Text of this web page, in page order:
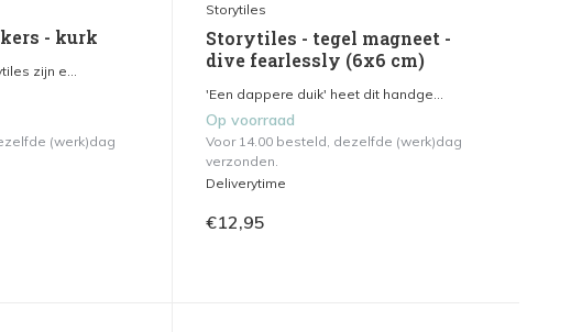
- kurk
zijn e...
(werk)dag
Storytiles
Storytiles - tegel magneet -
dive fearlessly (6x6 cm)
'Een dappere duik' heet dit handge...
Op voorraad
Voor 14.00 besteld, dezelfde (werk)dag
verzonden.
Deliverytime
€12,95